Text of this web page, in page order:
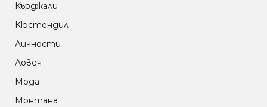
Кърджали
Кюстендил
Личности
Ловеч
Мода
Монтана